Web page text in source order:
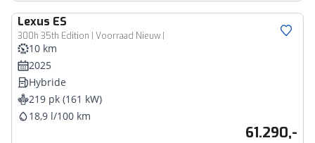
Lexus ES
300h 35th Edition | Voorraad Nieuw |
10 km
2025
Hybride
219 pk (161 kW)
18,9 l/100 km
61.290,-